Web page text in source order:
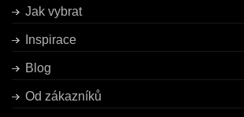
Jak vybrat
Inspirace
Blog
Od zákazníků